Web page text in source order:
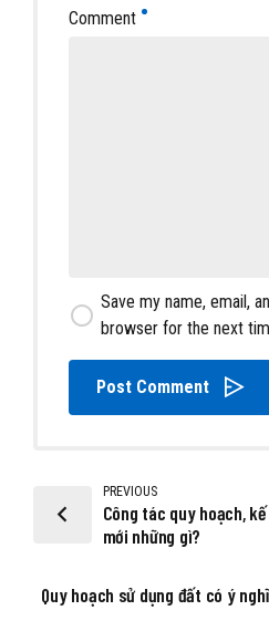
Comment
Save my name, email,
browser for the next
Post Comment
PREVIOUS
Công tác quy hoạch,
mới những gì?
Quy hoạch sử dụng đất có ý